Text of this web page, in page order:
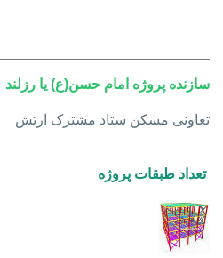
سازنده پروژه امام حسن(ع) یا رزلند
تعاونی مسکن ستاد مشترک ارتش
تعداد طبقات پروژه